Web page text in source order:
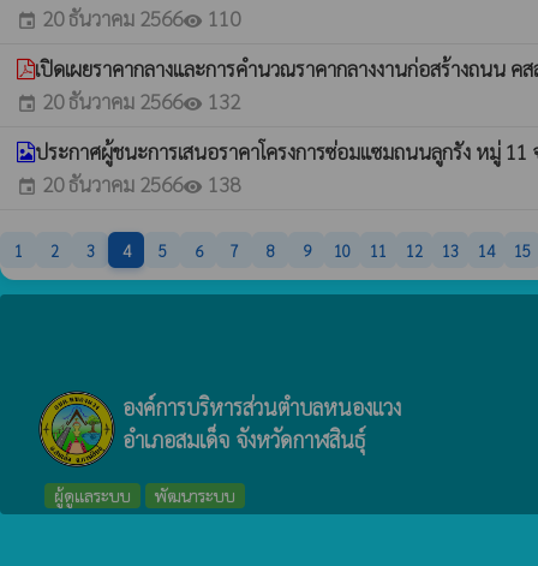
event 20 ธันวาคม 2566visibility 110
เปิดเผยราคากลางและการคำนวณราคากลางงานก่อสร้างถน
event 20 ธันวาคม 2566visibility 132
ประกาศผู้ชนะการเสนอราคาโครงการซ่อมแซมถนนลูกรัง หมู่
event 20 ธันวาคม 2566visibility 138
1 2 3 4 5 6 7 8 9 10 11 12 13 14 15
องค์การบริหารส่วนตำบลหนองแวง
อำเภอสมเด็จ จังหวัดกาฬสินธุ์
ผู้ดูแลระบบ พัฒนาระบบ